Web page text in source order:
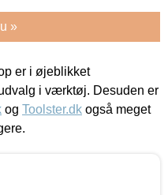
»
er i øjeblikket
i værktøj. Desuden er
og Toolster.dk også meget